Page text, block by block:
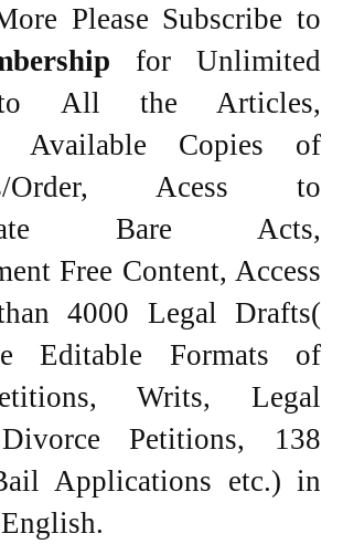
Please Subscribe to
for Unlimited
to All the Articles,
Available Copies of
Order, Acess to
State Bare Acts,
Free Content, Access
4000 Legal Drafts(
Editable Formats of
Writs, Legal
Petitions, 138
Applications etc.) in